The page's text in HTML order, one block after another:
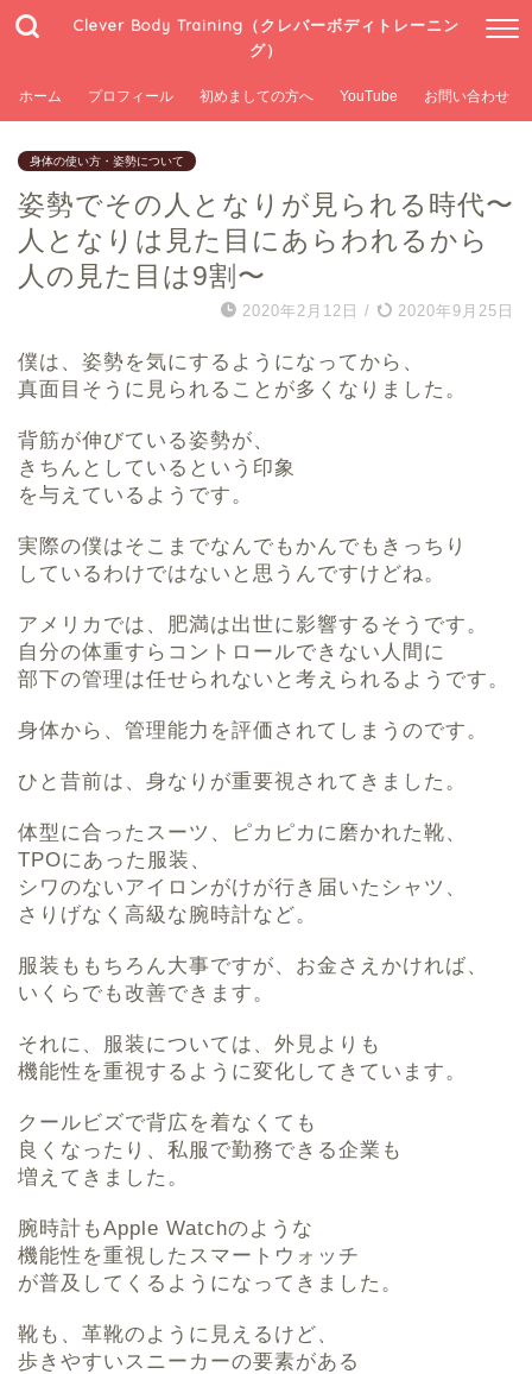
Clever Body Training（クレバーボディトレーニン
グ）
ホーム プロフィール 初めましての方へ YouTube お問い合わせ
身体の使い方・姿勢について
姿勢でその人となりが見られる時代〜
人となりは見た目にあらわれるから
人の見た目は9割〜
2020年2月12日 / 2020年9月25日
僕は、姿勢を気にするようになってから、
真面目そうに見られることが多くなりました。
背筋が伸びている姿勢が、
きちんとしているという印象
を与えているようです。
実際の僕はそこまでなんでもかんでもきっちり
しているわけではないと思うんですけどね。
アメリカでは、肥満は出世に影響するそうです。
自分の体重すらコントロールできない人間に
部下の管理は任せられないと考えられるようです。
身体から、管理能力を評価されてしまうのです。
ひと昔前は、身なりが重要視されてきました。
体型に合ったスーツ、ピカピカに磨かれた靴、
TPOにあった服装、
シワのないアイロンがけが行き届いたシャツ、
さりげなく高級な腕時計など。
服装ももちろん大事ですが、お金さえかければ、
いくらでも改善できます。
それに、服装については、外見よりも
機能性を重視するように変化してきています。
クールビズで背広を着なくても
良くなったり、私服で勤務できる企業も
増えてきました。
腕時計もApple Watchのような
機能性を重視したスマートウォッチ
が普及してくるようになってきました。
靴も、革靴のように見えるけど、
歩きやすいスニーカーの要素がある